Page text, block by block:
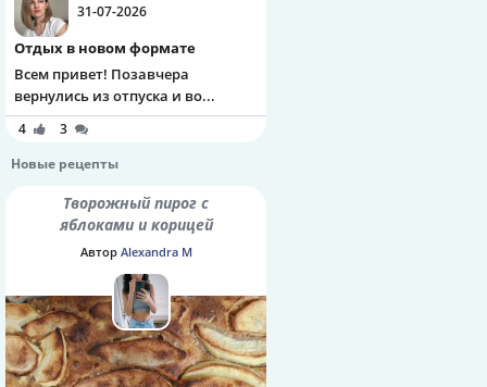
31-07-2026
Отдых в новом формате
Всем привет! Позавчера
вернулись из отпуска и во...
4
3
Новые рецепты
Творожный пирог с
яблоками и корицей
Автор Alexandra M